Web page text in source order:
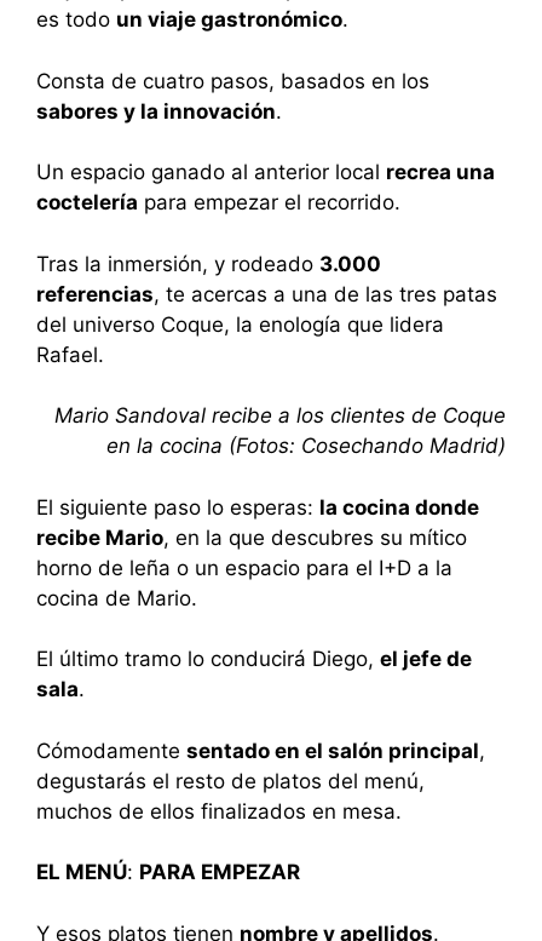
es todo un viaje gastronómico.
Consta de cuatro pasos, basados en los
sabores y la innovación.
Un espacio ganado al anterior local recrea una
coctelería para empezar el recorrido.
Tras la inmersión, y rodeado 3.000
referencias, te acercas a una de las tres patas
del universo Coque, la enología que lidera
Rafael.
Mario Sandoval recibe a los clientes de Coque
en la cocina (Fotos: Cosechando Madrid)
El siguiente paso lo esperas: la cocina donde
recibe Mario, en la que descubres su mítico
horno de leña o un espacio para el I+D a la
cocina de Mario.
El último tramo lo conducirá Diego, el jefe de
sala.
Cómodamente sentado en el salón principal,
degustarás el resto de platos del menú,
muchos de ellos finalizados en mesa.
EL MENÚ: PARA EMPEZAR
Y esos platos tienen nombre y apellidos.